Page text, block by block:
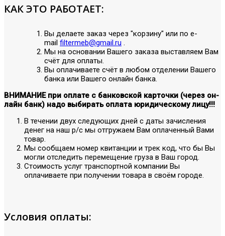
КАК ЭТО РАБОТАЕТ:
Вы делаете заказ через "корзину" или по е-
mail filtermeb@gmail.ru .
Мы на основании Вашего заказа выставляем Вам
счёт для оплаты.
Вы оплачиваете счёт в любом отделении Вашего
банка или Вашего онлайн банка.
ВНИМАНИЕ при оплате с банковской карточки (через он-
лайн банк) надо выбирать оплата юридическому лицу!!!
В течении двух следующих дней с даты зачисления
денег на наш р/с мы отгружаем Вам оплаченный Вами
товар.
Мы сообщаем номер квитанции и трек код, что бы Вы
могли отследить перемещение груза в Ваш город.
Стоимость услуг транспортной компании Вы
оплачиваете при получении товара в своём городе.
Условия оплаты: